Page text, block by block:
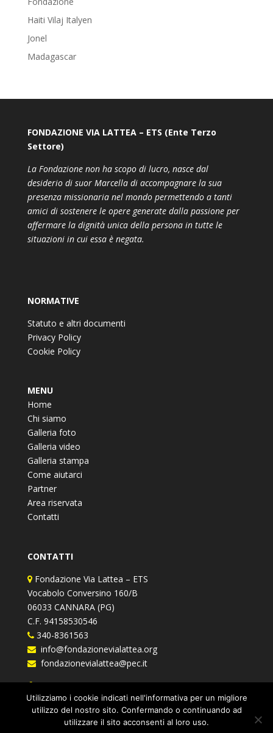
Haiti Vilaj Italyen
Jonel
Madagascar
FONDAZIONE VIA LATTEA – ETS (Ente Terzo
Settore)
La Fondazione non ha scopo di lucro, nasce dal
desiderio di suor Marcella di accompagnare la sua
presenza missionaria nel mondo permettendo a tanti
amici di sostenere le opere generate dalla passione per
affermare la dignità unica della persona in tutte le
situazioni in cui essa è negata.
NORMATIVE
Statuto e altri documenti
Privacy Policy
Cookie Policy
MENU
Home
Chi siamo
Galleria foto
Galleria video
Galleria stampa
Come aiutarci
Partner
Area riservata
Contatti
CONTATTI
Fondazione Via Lattea – ETS
Vocabolo Conversino 160/B
06033 CANNARA (PG)
C.F. 94158530546
340-8361563
info@fondazionevialattea.org
fondazionevialattea@pec.it
Fondazione Via Lattea
Utilizziamo i cookie indicati nell'informativa per un migliore
utilizzo del nostro sito. Confermando o continuando ad
utilizzare il sito acconsenti al loro uso.